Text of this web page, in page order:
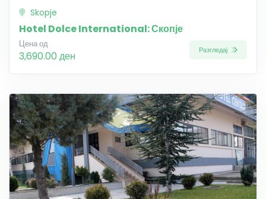
Skopje
Hotel Dolce International: Скопје
Цена од
3,690.00 ден Разгледај